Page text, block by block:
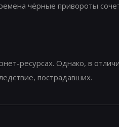
чёрные привороты
ресурсах. Однако, в
пострадавших.